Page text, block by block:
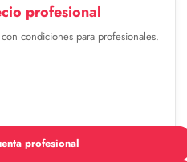
profesional
condiciones para profesionales.
profesional